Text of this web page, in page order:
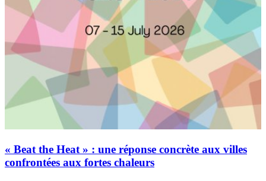
« Beat the Heat » : une réponse concrète aux villes
confrontées aux fortes chaleurs